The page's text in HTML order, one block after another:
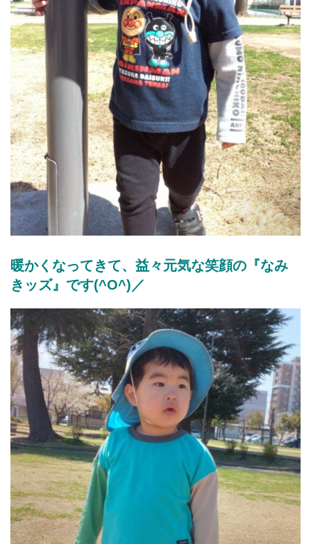
暖かくなってきて、益々元気な笑顔の『なみ
きッズ』です(^O^)／